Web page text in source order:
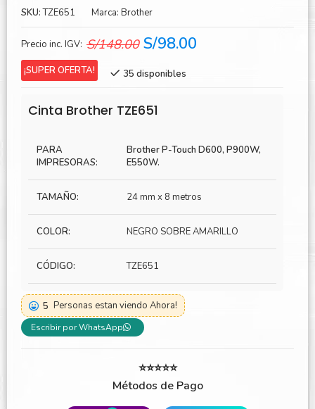
SKU:TZE651 Marca: Brother
Precio inc. IGV: S/148.00 El
original
S/148.00.
S/98.00
¡SUPER OFERTA! 35 disponibles
Cinta Brother TZE651
PARA
IMPRESORAS:
Brother P-Touch D600, P900W,
E550W.
TAMAÑO: 24 mm x 8 metros
COLOR: NEGRO SOBRE AMARILLO
CÓDIGO: TZE651
5 Personas estan viendo Ahora!
Escribir por WhatsApp
⭐⭐⭐⭐⭐
Métodos de Pago